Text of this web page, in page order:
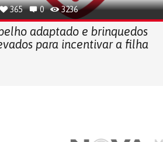
365 0 3236
adaptado e brinquedos
para incentivar a filha